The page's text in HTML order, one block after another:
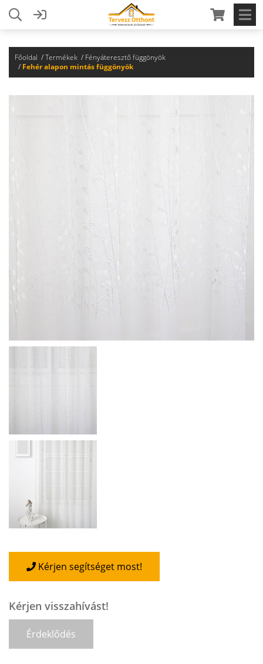
Főoldal Termékek
Fényáteresztő függönyök
Fehér alapon mintás függönyök
Kérjen segítséget most!
Kérjen visszahívást!
Érdeklődés